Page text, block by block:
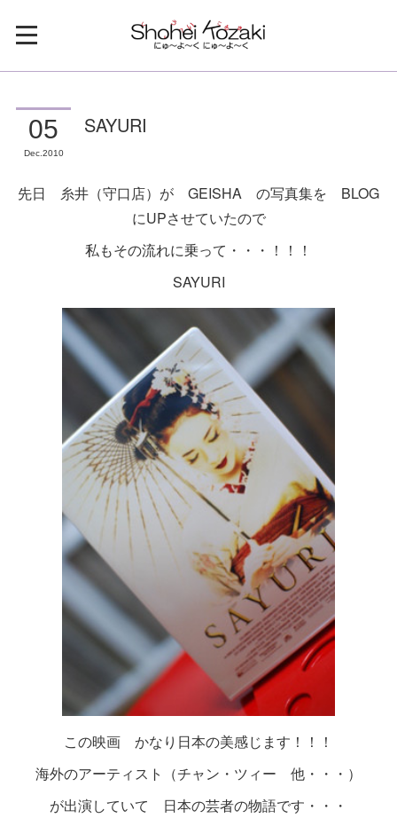
05
Dec 2010
SAYURI
先日 糸井（守口店）が GEISHA の写真集を BLOG
にUPさせていたので
私もその流れに乗って・・・！！！
SAYURI
この映画 かなり日本の美感じます！！！
海外のアーティスト（チャン・ツィー 他・・・）
が出演していて 日本の芸者の物語です・・・